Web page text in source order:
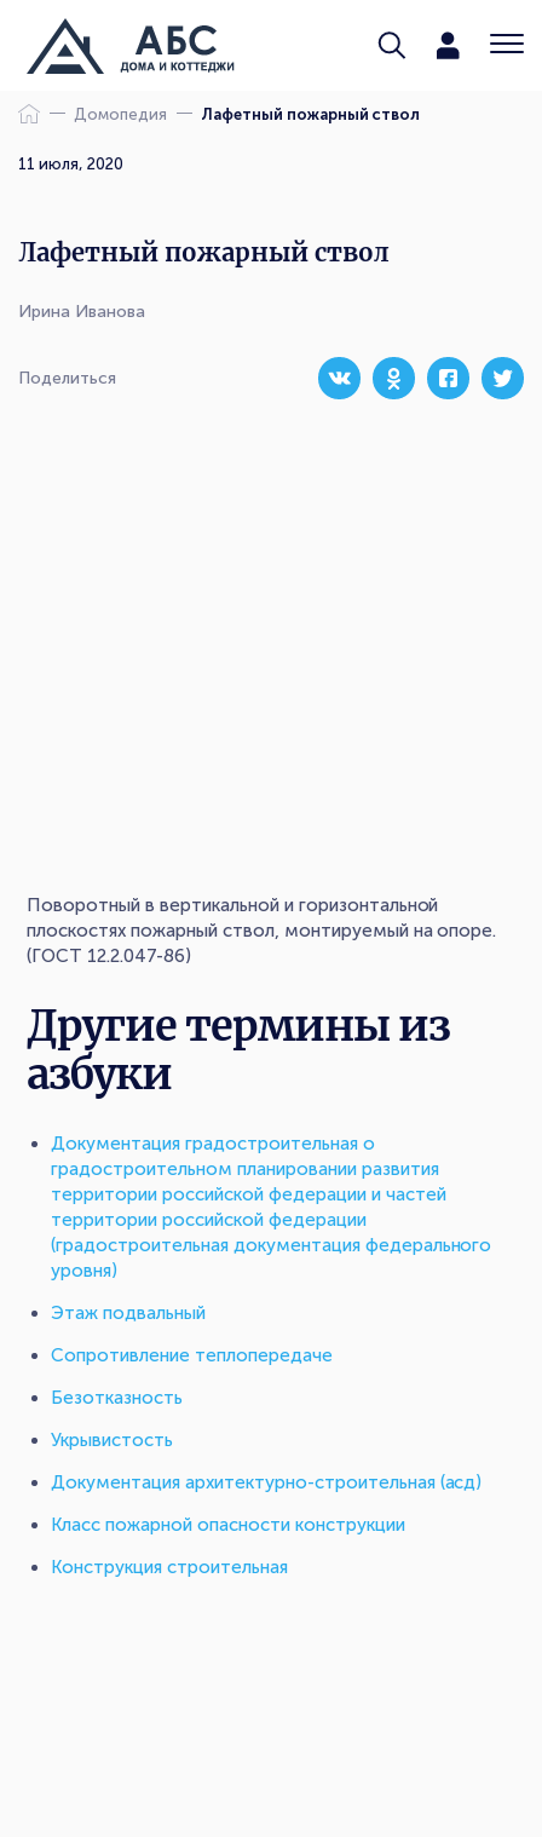
Домопедия Лафетный пожарный ствол
Ирина Иванова
11 июля, 2020
Лафетный пожарный ствол
Поделиться
Поворотный в вертикальной и горизонтальной
плоскостях пожарный ствол, монтируемый на опоре.
(ГОСТ 12.2.047-86)
Другие термины из
азбуки
Документация градостроительная о
градостроительном планировании развития
территории российской федерации и частей
территории российской федерации
(градостроительная документация федерального
уровня)
Этаж подвальный
Сопротивление теплопередаче
Безотказность
Укрывистость
Документация архитектурно-строительная (асд)
Класс пожарной опасности конструкции
Конструкция строительная